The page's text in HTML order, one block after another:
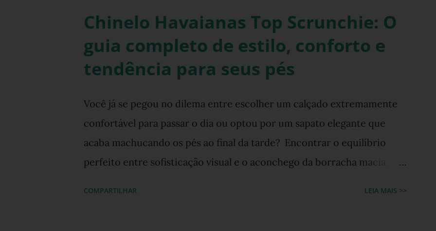
Chinelo Havaianas Top Scrunchie: O
guia completo de estilo, conforto e
tendência para seus pés
Você já se pegou no dilema entre escolher um calçado extremamente
confortável para passar o dia ou optou por um sapato elegante que
acaba machucando os pés ao final da tarde? Encontrar o equilíbrio
perfeito entre sofisticação visual e o aconchego da borracha macia
COMPARTILHAR LEIA MAIS >>